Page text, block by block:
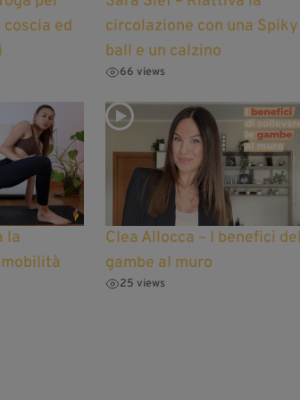
ed
circolazione con una Spiky
ball e un calzino
66 views
la
Clea Allocca – I benefici
gambe al muro
25 views